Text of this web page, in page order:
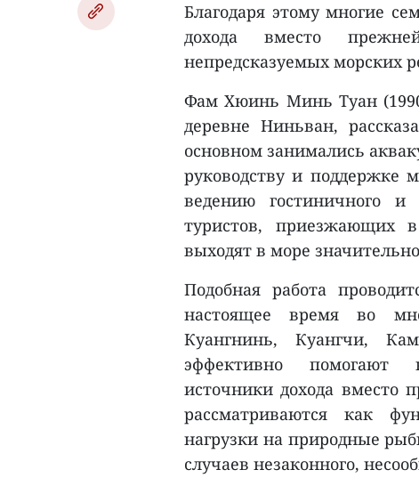
Благодаря этому многие
дохода вместо
непредсказуемых морских
Фам Хюинь Минь Туан
деревне Ниньван,
основном занимались
руководству и поддержке
ведению гостиничного и
туристов, приезжающих
выходят в море
Подобная работа
настоящее время во
Куангнинь, Куангчи,
эффективно помогают
источники дохода вместо
рассматриваются как
нагрузки на природные
случаев незаконного,